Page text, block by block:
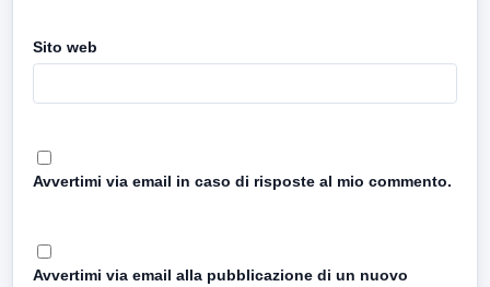
Sito web
Avvertimi via email in caso di risposte al mio commento.
Avvertimi via email alla pubblicazione di un nuovo